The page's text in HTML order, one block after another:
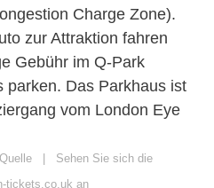
Charge Zone).
zur Attraktion fahren
Gebühr im Q-Park
parken. Das Parkhaus ist
vom London Eye
| Sehen Sie sich die
tickets.co.uk an